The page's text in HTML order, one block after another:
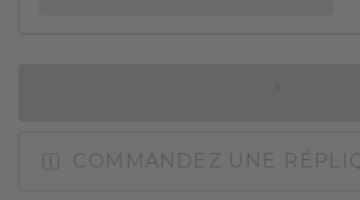
COMMANDEZ UNE